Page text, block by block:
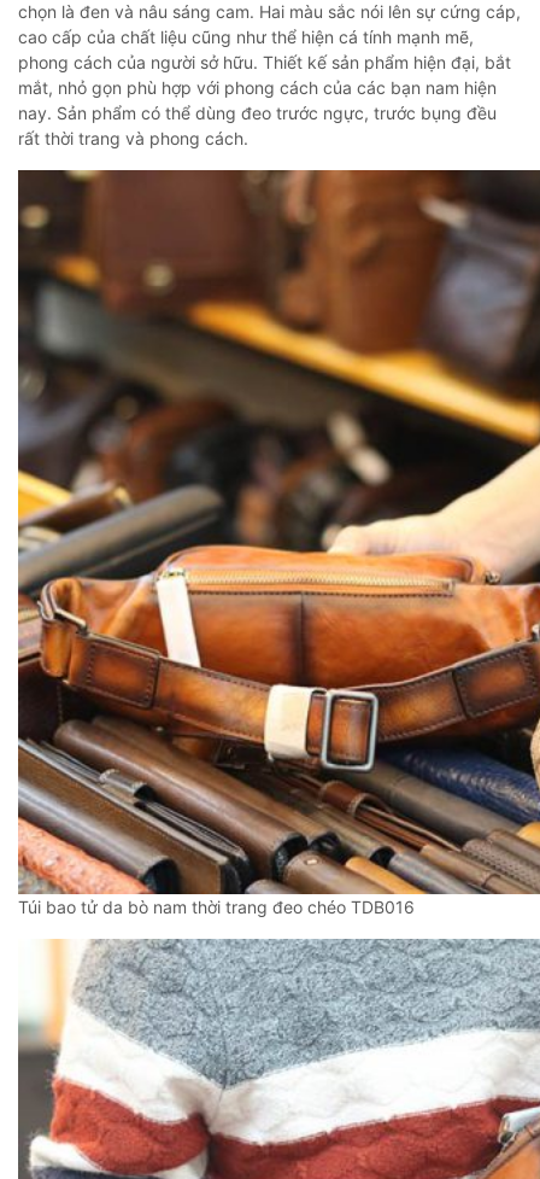
chọn là đen và nâu sáng cam. Hai màu sắc nói lên sự cứng cáp,
cao cấp của chất liệu cũng như thể hiện cá tính mạnh mẽ,
phong cách của người sở hữu. Thiết kế sản phẩm hiện đại, bắt
mắt, nhỏ gọn phù hợp với phong cách của các bạn nam hiện
nay. Sản phẩm có thể dùng đeo trước ngực, trước bụng đều
rất thời trang và phong cách.
Túi bao tử da bò nam thời trang đeo chéo TDB016